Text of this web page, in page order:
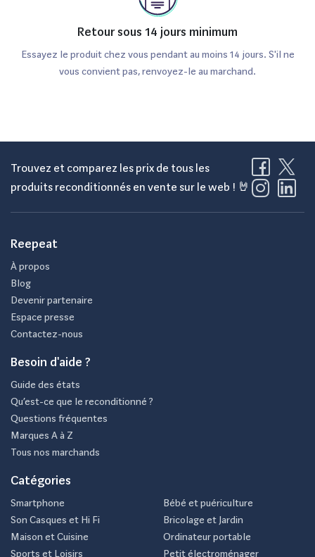
Retour sous 14 jours minimum
Essayez le produit chez vous pendant au moins 14 jours. S'il ne
vous convient pas, renvoyez-le au marchand.
Trouvez et comparez les prix de tous les
produits reconditionnés en vente sur le web ! 🤘
Reepeat
À propos
Blog
Devenir partenaire
Espace presse
Contactez-nous
Besoin d'aide ?
Guide des états
Qu’est-ce que le reconditionné ?
Questions fréquentes
Marques A à Z
Tous nos marchands
Catégories
Smartphone
Son Casques et Hi Fi
Maison et Cuisine
Sports et Loisirs
Bébé et puériculture
Bricolage et Jardin
Ordinateur portable
Petit électroménager